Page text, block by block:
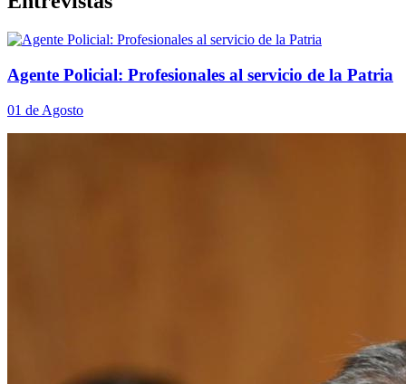
Agente Policial: Profesionales al servicio de la Patria
01 de Agosto